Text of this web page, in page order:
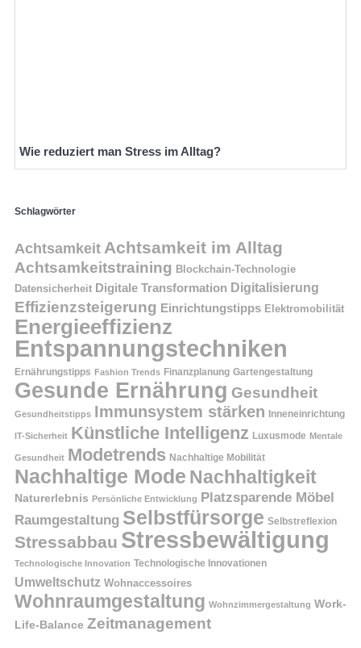
Wie reduziert man Stress im Alltag?
Schlagwörter
Achtsamkeit Achtsamkeit im Alltag
Achtsamkeitstraining Blockchain-Technologie
Datensicherheit Digitale Transformation Digitalisierung
Effizienzsteigerung Einrichtungstipps Elektromobilität
Energieeffizienz
Entspannungstechniken
Ernährungstipps Fashion Trends Finanzplanung Gartengestaltung
Gesunde Ernährung Gesundheit
Gesundheitstipps Immunsystem stärken Inneneinrichtung
IT-Sicherheit Künstliche Intelligenz Luxusmode Mentale
Gesundheit Modetrends Nachhaltige Mobilität
Nachhaltige Mode Nachhaltigkeit
Naturerlebnis Persönliche Entwicklung Platzsparende Möbel
Raumgestaltung Selbstfürsorge Selbstreflexion
Stressabbau Stressbewältigung
Technologische Innovation Technologische Innovationen
Umweltschutz Wohnaccessoires
Wohnraumgestaltung Wohnzimmergestaltung Work-
Life-Balance Zeitmanagement